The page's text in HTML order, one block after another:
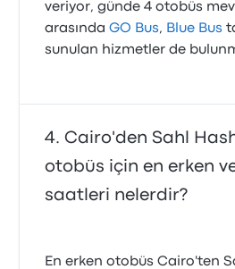
veriyor, günde 4 otobüs
arasındaGO Bus, Blue Bus
sunulan hizmetler de
Cairo'den Sahl
otobüs için en erken
saatleri nelerdir?
En erken otobüs Cairo'ten